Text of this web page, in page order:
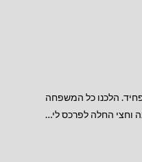
הלכנו כל המשפחה
וחצי החלה לפרכס לי…